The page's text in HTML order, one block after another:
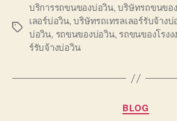
Tags
บริการรถขนของบ่อวิน,บริษัทรถขนขอ
เลอร์บ่อวิน,บริษัทรถเทรลเลอร์รับจ้างบ่
บ่อวิน, รถขนของบ่อวิน, รถขนของโรง
ร์รับจ้างบ่อวิน
BLOG